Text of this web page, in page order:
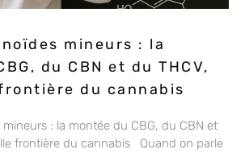
mineurs : la
du CBN et du THCV,
du cannabis
: la montée du CBG, du CBN et
frontière du cannabis Quand on parle